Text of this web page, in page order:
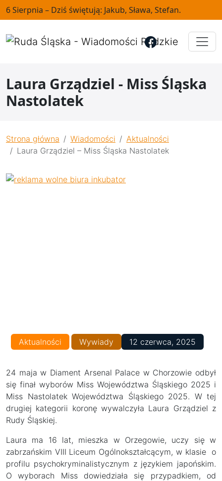
6 Sierpnia – Dziś świętują: Jakub, Sława, Stefan.
Laura Grządziel - Miss Śląska
Nastolatek
Strona główna Wiadomości
Aktualności
Laura Grządziel – Miss Śląska Nastolatek
Aktualności Wywiady 12 czerwca, 2025
24 maja w Diament Arsenal Palace w Chorzowie odbył
się finał wyborów Miss Województwa Śląskiego 2025 i
Miss Nastolatek Województwa Śląskiego 2025. W tej
drugiej kategorii koronę wywalczyła Laura Grządziel z
Rudy Śląskiej.
Laura ma 16 lat, mieszka w Orzegowie, uczy się w
zabrzańskim VIII Liceum Ogólnokształcącym, w klasie o
profilu psychokryminalistycznym z językiem japońskim.
O wyborach Miss dowiedziała się przypadkiem, od